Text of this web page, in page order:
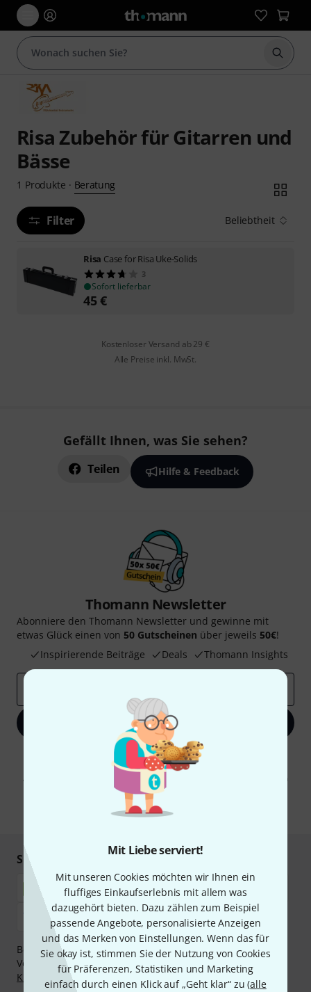
Mit Liebe serviert!
Mit unseren Cookies möchten wir Ihnen ein
fluffiges Einkaufserlebnis mit allem was
dazugehört bieten. Dazu zählen zum Beispiel
passende Angebote, personalisierte Anzeigen
und das Merken von Einstellungen. Wenn das für
Sie okay ist, stimmen Sie der Nutzung von Cookies
für Präferenzen, Statistiken und Marketing
einfach durch einen Klick auf „Geht klar“ zu (alle
Suche
Risa Zubehör für Gitarren und
Bässe
1 Produkte · Beratung
Filter Beliebtheit
Risa Case for Risa Uke-Solids
3
Sofort lieferbar
45€
Kostenloser Versand ab 29 €
Alle Preise inkl. MwSt.
Gefällt Ihnen, was Sie sehen?
Teilen Hilfe & Feedback
Thomann Newsletter
Abonniere den Thomann Newsletter und gewinne mit
etwas Glück einen von 50 Gutscheinen über jeweils 50€!
Inspirierende Beiträge
Deals Thomann Insights
Jetzt anmelden
Mit Klick auf „Jetzt anmelden“ stimmen Sie dem Erhalt von E-Mail-
Werbung und einer Messung des E-Mail-Nutzungsverhaltens zu. Die
Abmeldung ist jederzeit möglich. Weitere Informationen finden Sie in
unseren
Datenschutzhinweisen
* Pflichtfeld
Sicher einkaufen & bezahlen
Bezahlen Sie vertraulich und sicher per Nachnahme,
Vorkasse, PayPal, Amazon Pay, Klarna Sofort bezahlen
Klarna Ratenzahlungoder Kreditkarte.